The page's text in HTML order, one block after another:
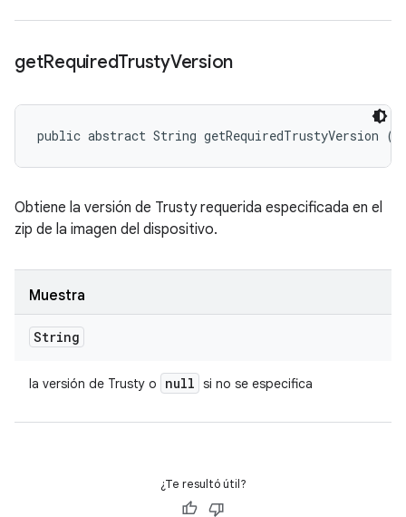
getRequiredTrustyVersion
public abstract String getRequiredTrustyVersion ()
Obtiene la versión de Trusty requerida especificada en el
zip de la imagen del dispositivo.
Muestra
String
la versión de Trusty o null si no se especifica
¿Te resultó útil?